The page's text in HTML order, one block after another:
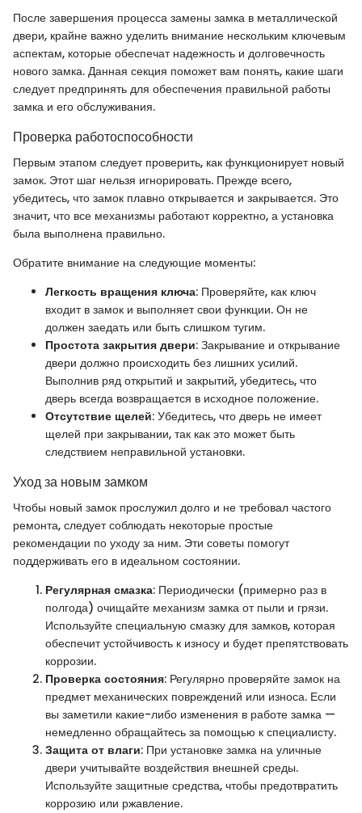
После завершения процесса замены замка в металлической
двери, крайне важно уделить внимание нескольким ключевым
аспектам, которые обеспечат надежность и долговечность
нового замка. Данная секция поможет вам понять, какие шаги
следует предпринять для обеспечения правильной работы
замка и его обслуживания.
Проверка работоспособности
Первым этапом следует проверить, как функционирует новый
замок. Этот шаг нельзя игнорировать. Прежде всего,
убедитесь, что замок плавно открывается и закрывается. Это
значит, что все механизмы работают корректно, а установка
была выполнена правильно.
Обратите внимание на следующие моменты:
Легкость вращения ключа: Проверяйте, как ключ
входит в замок и выполняет свои функции. Он не
должен заедать или быть слишком тугим.
Простота закрытия двери: Закрывание и открывание
двери должно происходить без лишних усилий.
Выполнив ряд открытий и закрытий, убедитесь, что
дверь всегда возвращается в исходное положение.
Отсутствие щелей: Убедитесь, что дверь не имеет
щелей при закрывании, так как это может быть
следствием неправильной установки.
Уход за новым замком
Чтобы новый замок прослужил долго и не требовал частого
ремонта, следует соблюдать некоторые простые
рекомендации по уходу за ним. Эти советы помогут
поддерживать его в идеальном состоянии.
Регулярная смазка: Периодически (примерно раз в
полгода) очищайте механизм замка от пыли и грязи.
Используйте специальную смазку для замков, которая
обеспечит устойчивость к износу и будет препятствовать
коррозии.
Проверка состояния: Регулярно проверяйте замок на
предмет механических повреждений или износа. Если
вы заметили какие-либо изменения в работе замка —
немедленно обращайтесь за помощью к специалисту.
Защита от влаги: При установке замка на уличные
двери учитывайте воздействия внешней среды.
Используйте защитные средства, чтобы предотвратить
коррозию или ржавление.